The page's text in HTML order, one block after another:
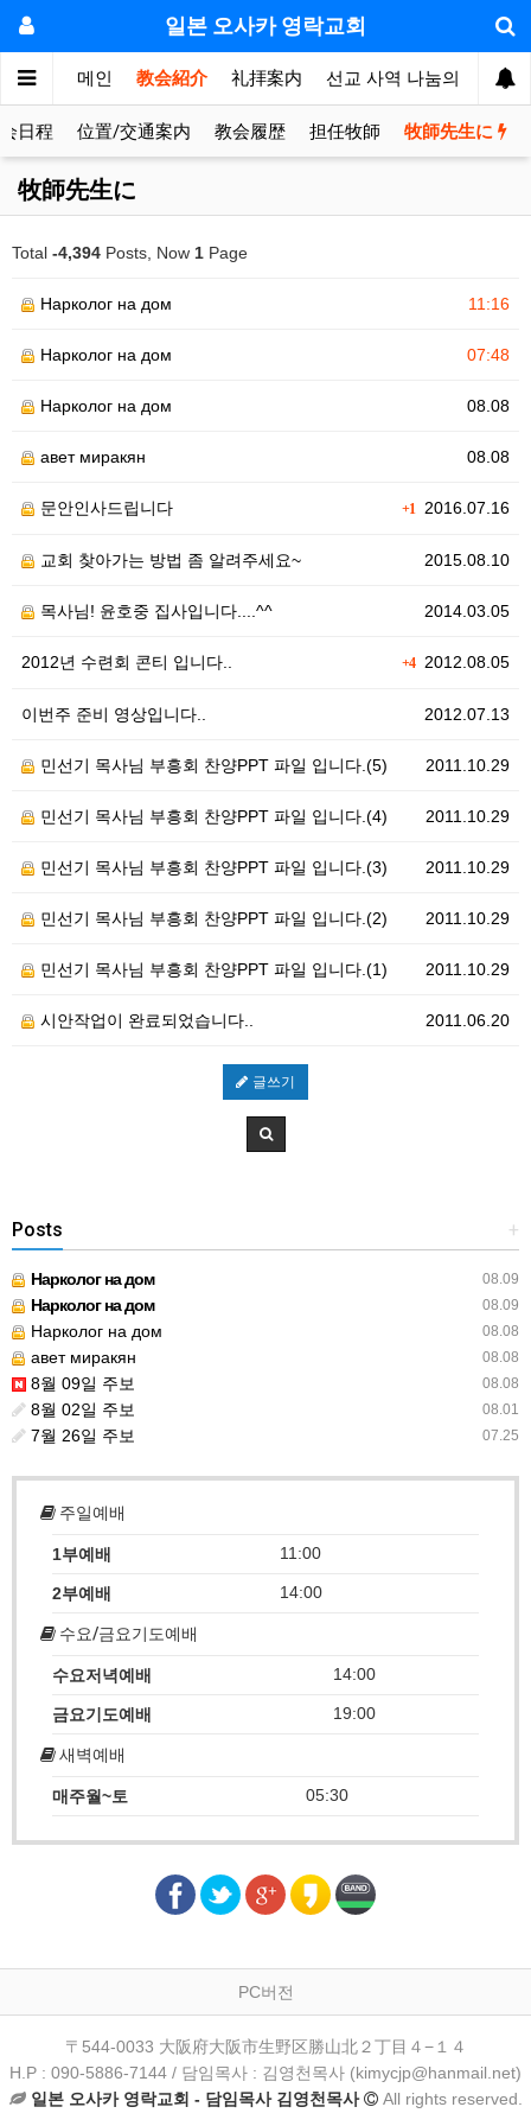
일본 오사카 영락교회
메인 教会紹介 礼拝案内 선교 사역 나눔의 방 敬
日程 位置/交通案内 教会履歴 担任牧師 牧師先生に
牧師先生に
Total -4,394 Posts, Now 1 Page
11:16
Нарколог на дом
07:48
Нарколог на дом
08.08
Нарколог на дом
08.08
авет миракян
+1 2016.07.16
문안인사드립니다
2015.08.10
교회 찾아가는 방법 좀 알려주세요~
2014.03.05
목사님! 윤호중 집사입니다....^^
+42012.08.05
2012년 수련회 콘티 입니다..
2012.07.13
이번주 준비 영상입니다..
2011.10.29
민선기 목사님 부흥회 찬양PPT 파일 입니다.(5)
2011.10.29
민선기 목사님 부흥회 찬양PPT 파일 입니다.(4)
2011.10.29
민선기 목사님 부흥회 찬양PPT 파일 입니다.(3)
2011.10.29
민선기 목사님 부흥회 찬양PPT 파일 입니다.(2)
2011.10.29
민선기 목사님 부흥회 찬양PPT 파일 입니다.(1)
2011.06.20
시안작업이 완료되었습니다..
글쓰기
+
Posts
08.09
Нарколог на дом
08.09
Нарколог на дом
08.08
Нарколог на дом
08.08
авет миракян
08.08
8월 09일 주보
08.01
8월 02일 주보
07.25
7월 26일 주보
주일예배
1부예배 11:00
2부예배 14:00
수요/금요기도예배
수요저녁예배 14:00
금요기도예배 19:00
새벽예배
매주월~토 05:30
PC버전
〒544-0033 大阪府大阪市生野区勝山北２丁目４−１４
H.P : 090-5886-7144 / 담임목사 : 김영천목사 (kimycjp@hanmail.net)
일본 오사카 영락교회 - 담임목사 김영천목사
All rights reserved.